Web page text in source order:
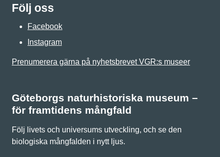
Följ oss
Facebook
Instagram
Prenumerera gärna på nyhetsbrevet VGR:s museer
Göteborgs naturhistoriska museum –
för framtidens mångfald
Följ livets och universums utveckling, och se den
biologiska mångfalden i nytt ljus.